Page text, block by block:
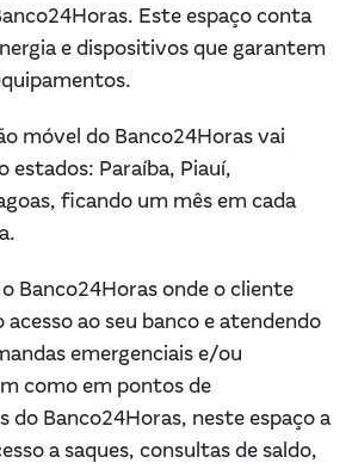
Este espaço conta
e dispositivos que garantem
móvel do Banco24Horas vai
estados: Paraíba, Piauí,
ficando um mês em cada
Banco24Horas onde o cliente
ao seu banco e atendendo
emergenciais e/ou
como em pontos de
Banco24Horas, neste espaço a
a saques, consultas de saldo,